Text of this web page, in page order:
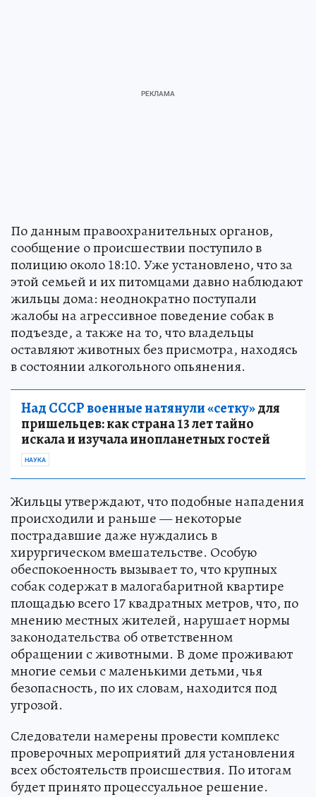
По данным правоохранительных органов,
сообщение о происшествии поступило в
полицию около 18:10. Уже установлено, что за
этой семьей и их питомцами давно наблюдают
жильцы дома: неоднократно поступали
жалобы на агрессивное поведение собак в
подъезде, а также на то, что владельцы
оставляют животных без присмотра, находясь
в состоянии алкогольного опьянения.
Над СССР военные натянули «сетку»для
пришельцев: как страна 13 лет тайно
искала и изучала инопланетных гостей
НАУКА
Жильцы утверждают, что подобные нападения
происходили и раньше — некоторые
пострадавшие даже нуждались в
хирургическом вмешательстве. Особую
обеспокоенность вызывает то, что крупных
собак содержат в малогабаритной квартире
площадью всего 17 квадратных метров, что, по
мнению местных жителей, нарушает нормы
законодательства об ответственном
обращении с животными. В доме проживают
многие семьи с маленькими детьми, чья
безопасность, по их словам, находится под
угрозой.
Следователи намерены провести комплекс
проверочных мероприятий для установления
всех обстоятельств происшествия. По итогам
будет принято процессуальное решение.